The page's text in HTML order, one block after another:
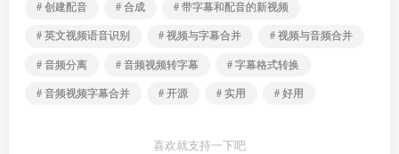
# 创建配音 # 合成 # 带字幕和配音的新视频
# 英文视频语音识别 # 视频与字幕合并 # 视频与音频合并
# 音频分离 # 音频视频转字幕 # 字幕格式转换
# 音频视频字幕合并 # 开源 # 实用 # 好用
喜欢就支持一下吧